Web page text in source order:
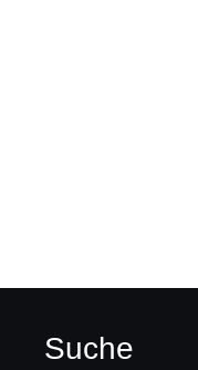
Suche